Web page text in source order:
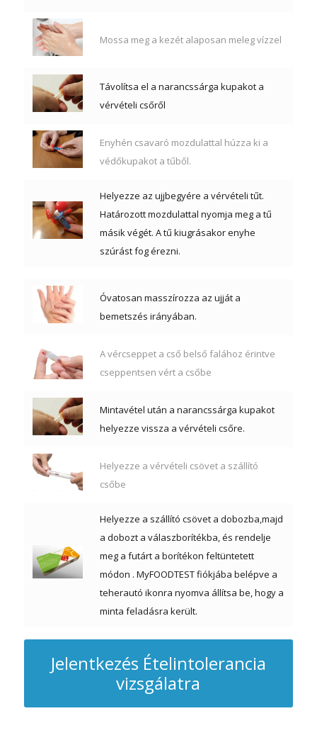
Mossa meg a kezét alaposan meleg vízzel
Távolítsa el a narancssárga kupakot a
vérvételi csőről
Enyhén csavaró mozdulattal húzza ki a
védőkupakot a tűből.
Helyezze az ujjbegyére a vérvételi tűt.
Határozott mozdulattal nyomja meg a tű
másik végét. A tű kiugrásakor enyhe
szúrást fog érezni.
Óvatosan masszírozza az ujját a
bemetszés irányában.
A vércseppet a cső belső falához érintve
cseppentsen vért a csőbe
Mintavétel után a narancssárga kupakot
helyezze vissza a vérvételi csőre.
Helyezze a vérvételi csövet a szállító
csőbe
Helyezze a szállító csövet a dobozba,majd
a dobozt a válaszborítékba, és rendelje
meg a futárt a borítékon feltüntetett
módon . MyFOODTEST fiókjába belépve a
teherautó ikonra nyomva állítsa be, hogy a
minta feladásra került.
Jelentkezés Ételintolerancia
vizsgálatra